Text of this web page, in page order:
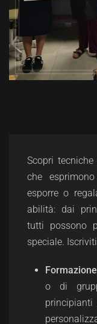
Scopri
che
esporre o
abilità: dai
tutti possono
speciale.
o di
principianti